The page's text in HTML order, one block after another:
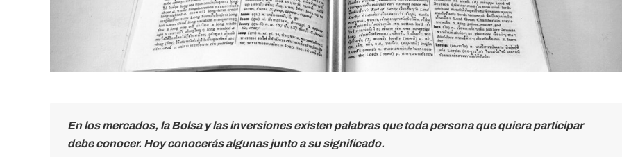
En los mercados, la Bolsa y las inversiones existen palabras que toda persona que quiera participar
debe conocer. Hoy conocerás algunas junto a su significado.